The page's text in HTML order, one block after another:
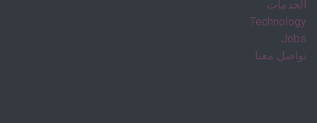
الخدمات
Technology
Jobs
تواصل معنا